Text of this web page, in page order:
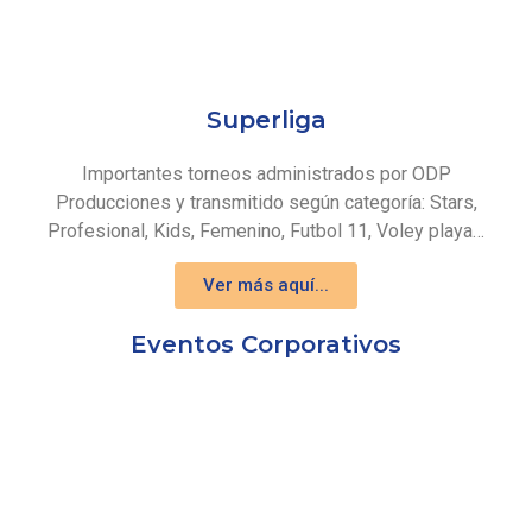
Superliga
Importantes torneos administrados por ODP
Producciones y transmitido según categoría: Stars,
Profesional, Kids, Femenino, Futbol 11, Voley playa…
Ver más aquí...
Eventos Corporativos